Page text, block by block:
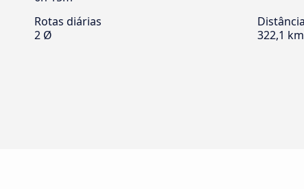
Rotas diárias
2 Ø
Distância
322,1 km